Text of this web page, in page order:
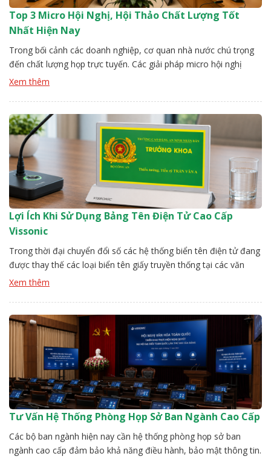
Top 3 Micro Hội Nghị, Hội Thảo Chất Lượng Tốt
Nhất Hiện Nay
Trong bối cảnh các doanh nghiệp, cơ quan nhà nước chú trọng
đến chất lượng họp trực tuyến. Các giải pháp micro hội nghị
đang trở thành lựa chọn hàng đầu mang lại âm thanh ổn định,
Xem thêm
Lợi Ích Khi Sử Dụng Bảng Tên Điện Tử Cao Cấp
Vissonic
Trong thời đại chuyển đổi số các hệ thống biển tên điện tử đang
được thay thế các loại biển tên giấy truyền thống tại các văn
phòng văn thư, hành chính công. Với thiết kế hiện đại bảng tên
Xem thêm
Tư Vấn Hệ Thống Phòng Họp Sở Ban Ngành Cao Cấp
Các bộ ban ngành hiện nay cần hệ thống phòng họp sở ban
ngành cao cấp đảm bảo khả năng điều hành, bảo mật thông tin.